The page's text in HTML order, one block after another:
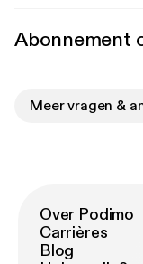
Abonnement
Meer vragen &
Over Podimo
Carrières
Blog